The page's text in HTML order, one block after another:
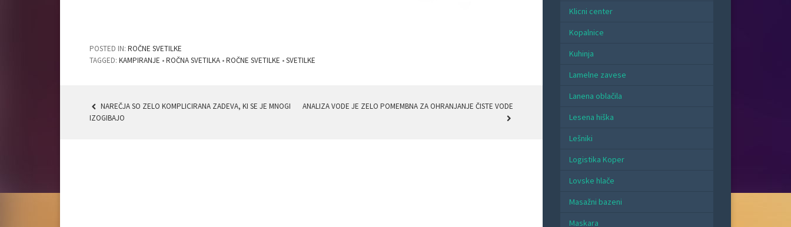
POSTED IN: ROČNE SVETILKE
TAGGED: KAMPIRANJE •ROČNA SVETILKA •ROČNE SVETILKE •SVETILKE
POST
NAREČJA SO ZELO KOMPLICIRANA ZADEVA, KI SE JE MNOGI
IZOGIBAJO
ANALIZA VODE JE ZELO POMEMBNA ZA OHRANJANJE ČISTE VODE
Klicni center
Kopalnice
Kuhinja
Lamelne zavese
Lanena oblačila
Lesena hiška
Lešniki
Logistika Koper
Lovske hlače
Masažni bazeni
Maskara